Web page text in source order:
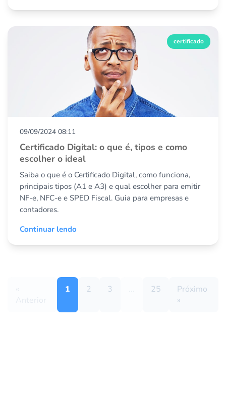
certificado
09/09/2024 08:11
Certificado Digital: o que é, tipos e como
escolher o ideal
Saiba o que é o Certificado Digital, como funciona,
principais tipos (A1 e A3) e qual escolher para emitir
NF-e, NFC-e e SPED Fiscal. Guia para empresas e
contadores.
Continuar lendo
1 2 3 25
Próximo
»